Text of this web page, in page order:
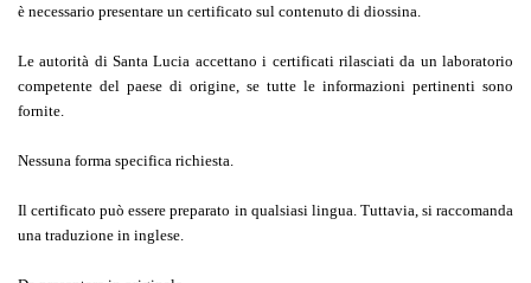
è necessario presentare un certificato sul contenuto di diossina.
Le autorità di Santa Lucia accettano i certificati rilasciati da un laboratorio
competente del paese di origine, se tutte le informazioni pertinenti sono
fornite.
Nessuna forma specifica richiesta.
Il certificato può essere preparato in qualsiasi lingua. Tuttavia, si raccomanda
una traduzione in inglese.